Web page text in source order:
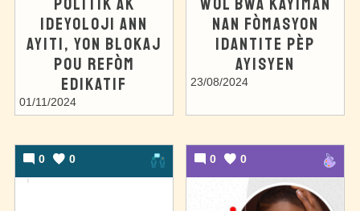
IDEYOLOJI ANN
AYITI, YON BLOKAJ
POU REFÒM
EDIKATIF
01/11/2024
NAN FÒMASYON
IDANTITE PÈP
AYISYEN
23/08/2024
0 0 0 0